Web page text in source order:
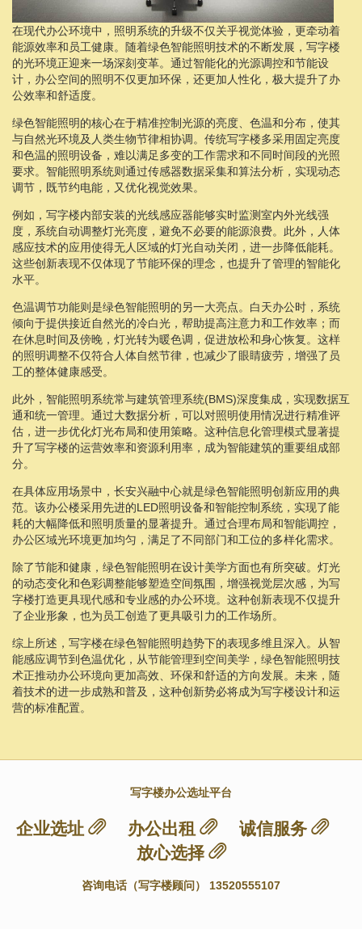
在现代办公环境中，照明系统的升级不仅关乎视觉体验，更牵动着
能源效率和员工健康。随着绿色智能照明技术的不断发展，写字楼
的光环境正迎来一场深刻变革。通过智能化的光源调控和节能设
计，办公空间的照明不仅更加环保，还更加人性化，极大提升了办
公效率和舒适度。
绿色智能照明的核心在于精准控制光源的亮度、色温和分布，使其
与自然光环境及人类生物节律相协调。传统写字楼多采用固定亮度
和色温的照明设备，难以满足多变的工作需求和不同时间段的光照
要求。智能照明系统则通过传感器数据采集和算法分析，实现动态
调节，既节约电能，又优化视觉效果。
例如，写字楼内部安装的光线感应器能够实时监测室内外光线强
度，系统自动调整灯光亮度，避免不必要的能源浪费。此外，人体
感应技术的应用使得无人区域的灯光自动关闭，进一步降低能耗。
这些创新表现不仅体现了节能环保的理念，也提升了管理的智能化
水平。
色温调节功能则是绿色智能照明的另一大亮点。白天办公时，系统
倾向于提供接近自然光的冷白光，帮助提高注意力和工作效率；而
在休息时间及傍晚，灯光转为暖色调，促进放松和身心恢复。这样
的照明调整不仅符合人体自然节律，也减少了眼睛疲劳，增强了员
工的整体健康感受。
此外，智能照明系统常与建筑管理系统(BMS)深度集成，实现数据互
通和统一管理。通过大数据分析，可以对照明使用情况进行精准评
估，进一步优化灯光布局和使用策略。这种信息化管理模式显著提
升了写字楼的运营效率和资源利用率，成为智能建筑的重要组成部
分。
在具体应用场景中，长安兴融中心就是绿色智能照明创新应用的典
范。该办公楼采用先进的LED照明设备和智能控制系统，实现了能
耗的大幅降低和照明质量的显著提升。通过合理布局和智能调控，
办公区域光环境更加均匀，满足了不同部门和工位的多样化需求。
除了节能和健康，绿色智能照明在设计美学方面也有所突破。灯光
的动态变化和色彩调整能够塑造空间氛围，增强视觉层次感，为写
字楼打造更具现代感和专业感的办公环境。这种创新表现不仅提升
了企业形象，也为员工创造了更具吸引力的工作场所。
综上所述，写字楼在绿色智能照明趋势下的表现多维且深入。从智
能感应调节到色温优化，从节能管理到空间美学，绿色智能照明技
术正推动办公环境向更加高效、环保和舒适的方向发展。未来，随
着技术的进一步成熟和普及，这种创新势必将成为写字楼设计和运
营的标准配置。
写字楼办公选址平台
企业选址 办公出租
诚信服务
放心选择
咨询电话（写字楼顾问） 13520555107